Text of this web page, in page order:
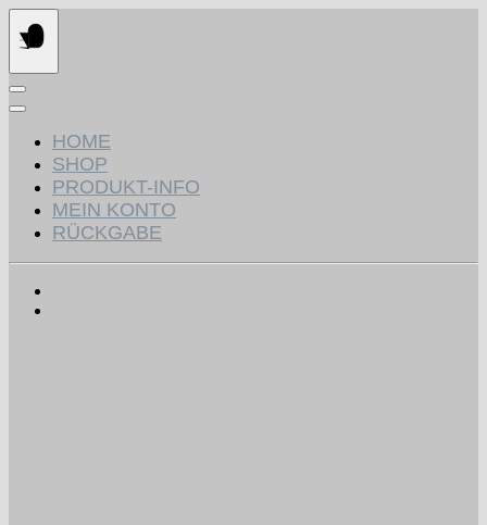
Springen
Sie
Inhalt
HOME
SHOP
PRODUKT-INFO
MEIN KONTO
RÜCKGABE